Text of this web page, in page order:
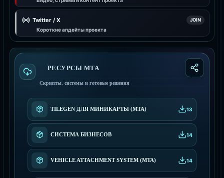
Twitter / X JOIN
Короткие апдейты проекта
РЕСУРСЫ МТА
Скрипты, системы и готовые решения
TILEGEN ДЛЯ МИНИКАРТЫ (MTA) 13
СИСТЕМА БИЗНЕСОВ 14
VEHICLE ATTACHMENT SYSTEM (MTA) 14